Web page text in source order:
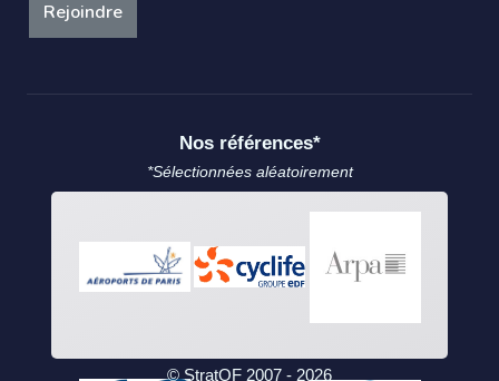
Rejoindre
Nos références*
*Sélectionnées aléatoirement
© StratOF 2007 - 2026